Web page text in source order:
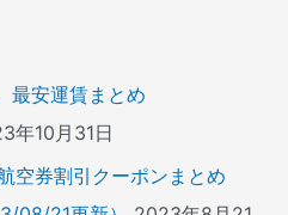
最安運賃まとめ
年10月31日
空券割引クーポンまとめ